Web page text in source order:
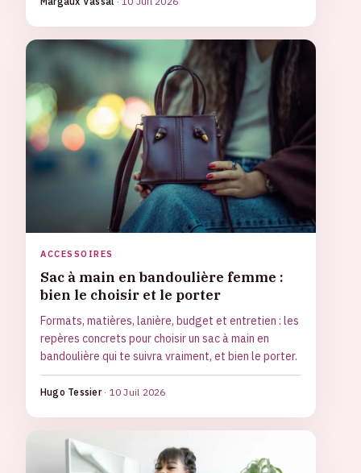
ACCESSOIRES
Sac à main en bandoulière femme :
bien le choisir et le porter
Formats, matières, lanière, budget et entretien : les
repères concrets pour choisir un sac à main en
bandoulière qui te suivra vraiment, et bien le porter.
Hugo Tessier · 10 Juil 2026